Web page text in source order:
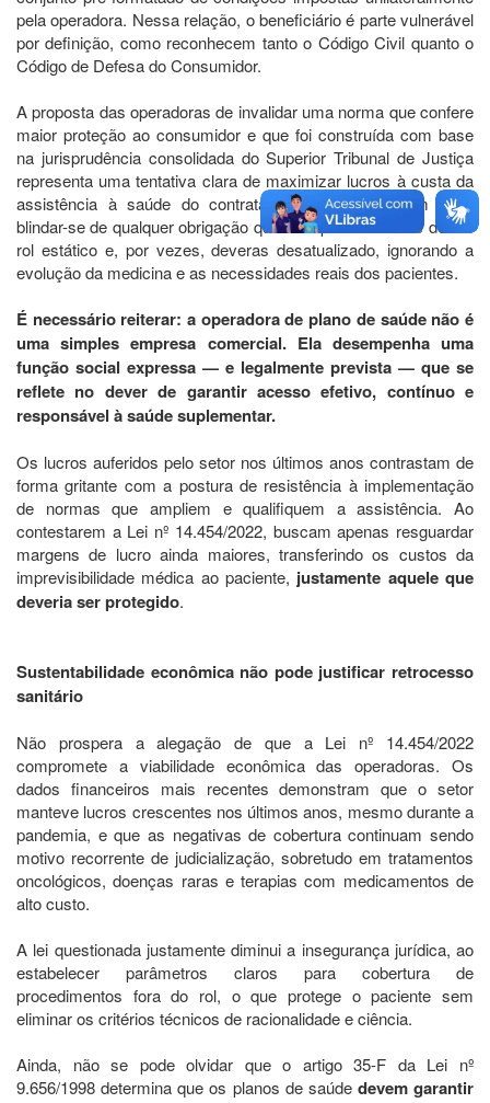
pela operadora. Nessa relação, o beneficiário é parte vulnerável
por definição, como reconhecem tanto o Código Civil quanto o
Código de Defesa do Consumidor.
A proposta das operadoras de invalidar uma norma que confere
maior proteção ao consumidor e que foi construída com base
na jurisprudência consolidada do Superior Tribunal de Justiça
representa uma tentativa clara de maximizar lucros à custa da
assistência à saúde do contratante. Pretendem, com isso,
blindar-se de qualquer obrigação que extrapole os limites de um
rol estático e, por vezes, deveras desatualizado, ignorando a
evolução da medicina e as necessidades reais dos pacientes.
É necessário reiterar: a operadora de plano de saúde não é
uma simples empresa comercial. Ela desempenha uma
função social expressa — e legalmente prevista — que se
reflete no dever de garantir acesso efetivo, contínuo e
responsável à saúde suplementar.
Os lucros auferidos pelo setor nos últimos anos contrastam de
forma gritante com a postura de resistência à implementação
de normas que ampliem e qualifiquem a assistência. Ao
contestarem a Lei nº 14.454/2022, buscam apenas resguardar
margens de lucro ainda maiores, transferindo os custos da
imprevisibilidade médica ao paciente, justamente aquele que
deveria ser protegido.
Sustentabilidade econômica não pode justificar retrocesso
sanitário
Não prospera a alegação de que a Lei nº 14.454/2022
compromete a viabilidade econômica das operadoras. Os
dados financeiros mais recentes demonstram que o setor
manteve lucros crescentes nos últimos anos, mesmo durante a
pandemia, e que as negativas de cobertura continuam sendo
motivo recorrente de judicialização, sobretudo em tratamentos
oncológicos, doenças raras e terapias com medicamentos de
alto custo.
A lei questionada justamente diminui a insegurança jurídica, ao
estabelecer parâmetros claros para cobertura de
procedimentos fora do rol, o que protege o paciente sem
eliminar os critérios técnicos de racionalidade e ciência.
Ainda, não se pode olvidar que o artigo 35-F da Lei nº
9.656/1998 determina que os planos de saúde devem garantir